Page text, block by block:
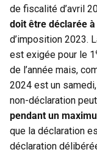
de fiscalité d’avril
doit être déclarée à
d’imposition 2023.
est exigée pour le 1
de l’année mais,
2024 est un
non-déclaration
pendant un
que la déclaration
déclaration